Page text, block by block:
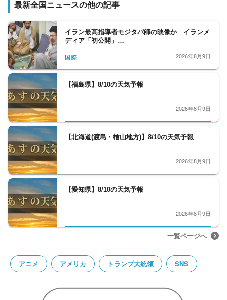
最新全国ニュースの他の記事
イラン最高指導者モジタバ師の映像か イランメ
ディア「初公開」…
国際 2026年8月9日
【福島県】8/10の天気予報
2026年8月9日
【北海道(渡島・檜山地方)】8/10の天気予報
2026年8月9日
【愛知県】8/10の天気予報
2026年8月9日
一覧ページへ
アニメ アメリカ トランプ大統領 SNS